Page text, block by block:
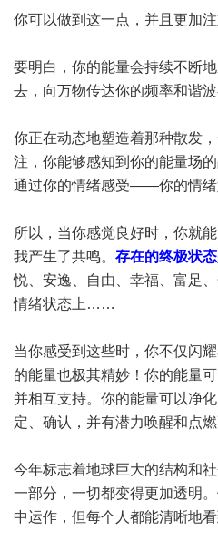
你可以做到这一点，并且更加
要明白，你的能量会持续不断
去，向万物传达你的频率和谐波
你正在动态地塑造着那种散发
注，你能够感知到你的能量场
通过你的情绪感受——你的情绪
所以，当你感觉良好时，你就
我产生了共鸣。 存在的终极状
悦、安逸、自由、幸福、富足
情绪状态上……
当你感受到这些时，你不仅闪
的能量也极其精妙！你的能量
并相互支持。你的能量可以净
定、确认，并有潜力唤醒和点燃
今年标志着地球巨大的结构和
一部分，一切都变得更加透明
中运作，但每个人都能清晰地看